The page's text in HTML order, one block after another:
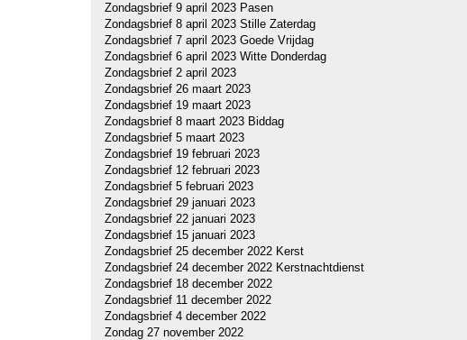
Zondagsbrief 9 april 2023 Pasen
Zondagsbrief 8 april 2023 Stille Zaterdag
Zondagsbrief 7 april 2023 Goede Vrijdag
Zondagsbrief 6 april 2023 Witte Donderdag
Zondagsbrief 2 april 2023
Zondagsbrief 26 maart 2023
Zondagsbrief 19 maart 2023
Zondagsbrief 8 maart 2023 Biddag
Zondagsbrief 5 maart 2023
Zondagsbrief 19 februari 2023
Zondagsbrief 12 februari 2023
Zondagsbrief 5 februari 2023
Zondagsbrief 29 januari 2023
Zondagsbrief 22 januari 2023
Zondagsbrief 15 januari 2023
Zondagsbrief 25 december 2022 Kerst
Zondagsbrief 24 december 2022 Kerstnachtdienst
Zondagsbrief 18 december 2022
Zondagsbrief 11 december 2022
Zondagsbrief 4 december 2022
Zondag 27 november 2022